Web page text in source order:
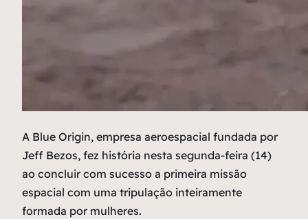
A Blue Origin, empresa aeroespacial fundada por
Jeff Bezos, fez história nesta segunda-feira (14)
ao concluir com sucesso a primeira missão
espacial com uma tripulação inteiramente
formada por mulheres.